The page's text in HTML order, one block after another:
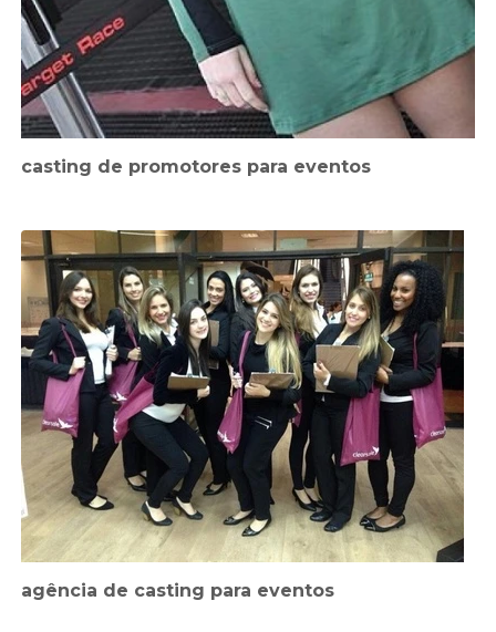
casting de promotores para eventos
agência de casting para eventos